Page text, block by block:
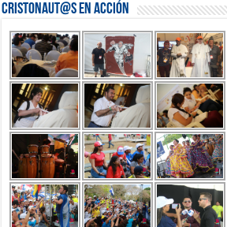
Cristonaut@s en Acción